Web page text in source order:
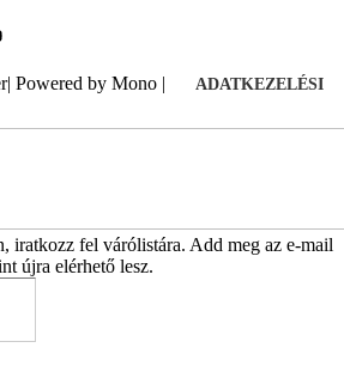
Powered by Mono |
ADATKEZELÉSI
iratkozz fel várólistára. Add meg az e-mail
újra elérhető lesz.